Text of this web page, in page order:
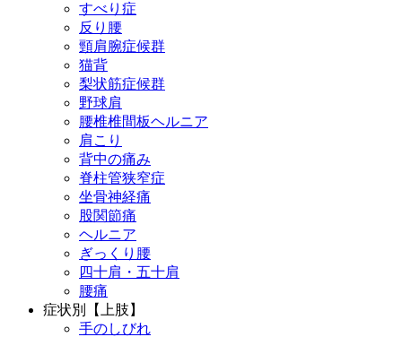
すべり症
反り腰
頸肩腕症候群
猫背
梨状筋症候群
野球肩
腰椎椎間板ヘルニア
肩こり
背中の痛み
脊柱管狭窄症
坐骨神経痛
股関節痛
ヘルニア
ぎっくり腰
四十肩・五十肩
腰痛
症状別【上肢】
手のしびれ